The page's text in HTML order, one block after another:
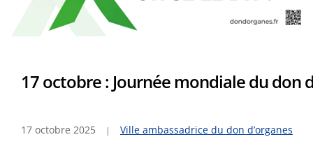
17 octobre : Journée mondiale du don
17 octobre 2025 Ville ambassadrice du don d’organes